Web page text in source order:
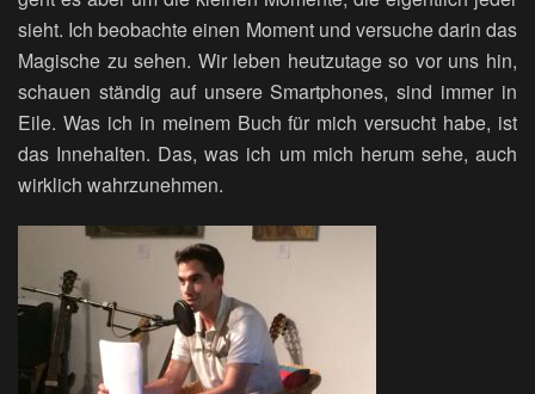
sieht. Ich beobachte einen Moment und versuche darin das
Magische zu sehen. Wir leben heutzutage so vor uns hin,
schauen ständig auf unsere Smartphones, sind immer in
Eile. Was ich in meinem Buch für mich versucht habe, ist
das Innehalten. Das, was ich um mich herum sehe, auch
wirklich wahrzunehmen.